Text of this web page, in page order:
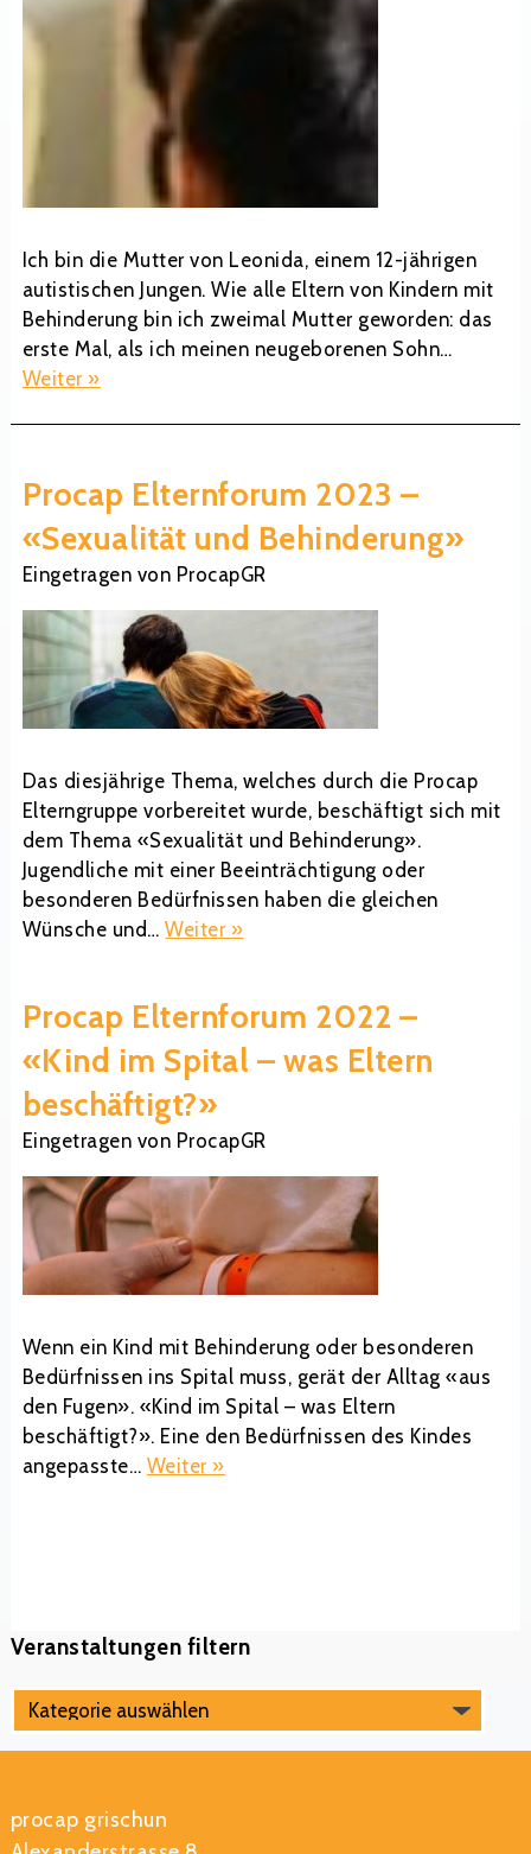
Ich bin die Mutter von Leonida, einem 12-jährigen
autistischen Jungen. Wie alle Eltern von Kindern mit
Behinderung bin ich zweimal Mutter geworden: das
erste Mal, als ich meinen neugeborenen Sohn…
Weiter »
Procap Elternforum 2023 –
«Sexualität und Behinderung»
Eingetragen von ProcapGR
Das diesjährige Thema, welches durch die Procap
Elterngruppe vorbereitet wurde, beschäftigt sich mit
dem Thema «Sexualität und Behinderung».
Jugendliche mit einer Beeinträchtigung oder
besonderen Bedürfnissen haben die gleichen
Wünsche und…Weiter »
Procap Elternforum 2022 –
«Kind im Spital – was Eltern
beschäftigt?»
Eingetragen von ProcapGR
Wenn ein Kind mit Behinderung oder besonderen
Bedürfnissen ins Spital muss, gerät der Alltag «aus
den Fugen». «Kind im Spital – was Eltern
beschäftigt?». Eine den Bedürfnissen des Kindes
angepasste… Weiter »
Veranstaltungen filtern
procap grischun